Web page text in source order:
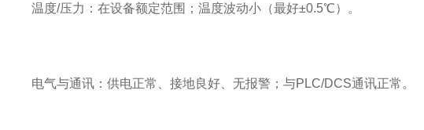
温度/压力：在设备额定范围；温度波动小（最好±0.5℃）。
电气与通讯：供电正常、接地良好、无报警；与PLC/DCS通讯正常。